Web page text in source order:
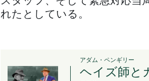
れたとしている。
アダム・ペンギリー
ヘイズ師と